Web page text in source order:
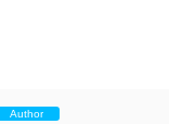
Author